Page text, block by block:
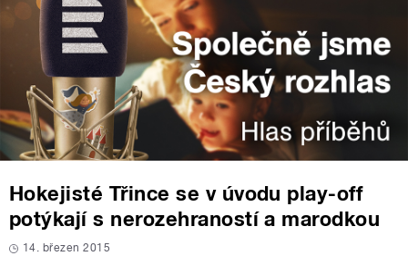
Hokejisté Třince se v úvodu play-off
potýkají s nerozehraností a marodkou
14. březen 2015